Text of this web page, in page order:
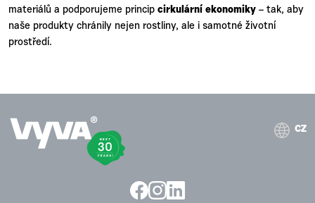
materiálů a podporujeme princip cirkulární ekonomiky – tak, aby
naše produkty chránily nejen rostliny, ale i samotné životní
prostředí.
CZ